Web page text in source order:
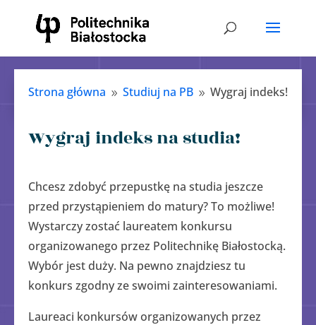
Strona główna 9 Studiuj na PB 9 Wygraj indeks!
Wygraj indeks na studia!
Chcesz zdobyć przepustkę na studia jeszcze
przed przystąpieniem do matury? To możliwe!
Wystarczy zostać laureatem konkursu
organizowanego przez Politechnikę Białostocką.
Wybór jest duży. Na pewno znajdziesz tu
konkurs zgodny ze swoimi zainteresowaniami.
Laureaci konkursów organizowanych przez